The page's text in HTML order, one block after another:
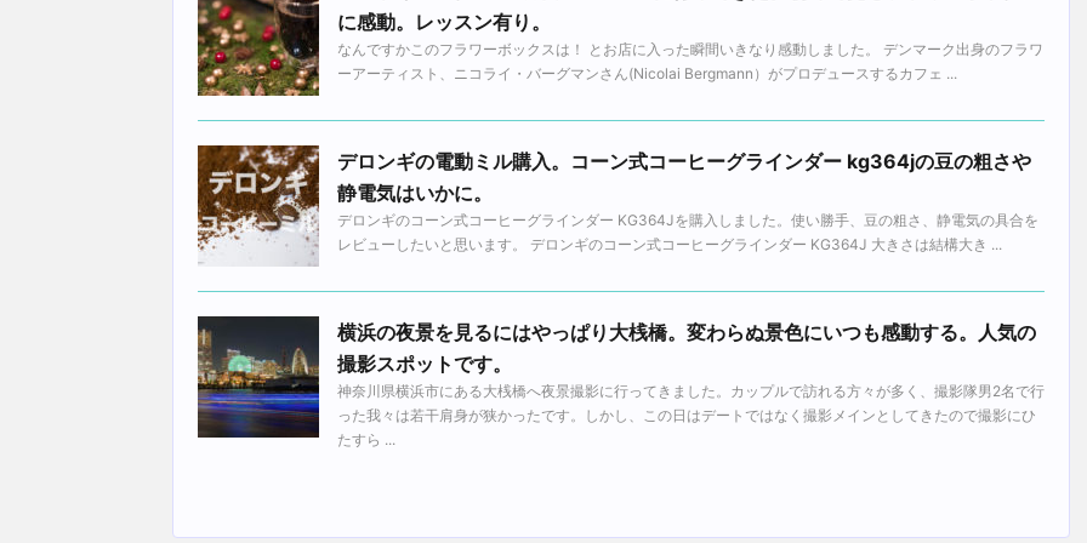
に感動。レッスン有り。
なんですかこのフラワーボックスは！ とお店に入った瞬間いきなり感動しました。 デンマーク出身のフラワ
ーアーティスト、ニコライ・バーグマンさん(Nicolai Bergmann）がプロデュースするカフェ ...
デロンギの電動ミル購入。コーン式コーヒーグラインダー kg364jの豆の粗さや
静電気はいかに。
デロンギのコーン式コーヒーグラインダー KG364Jを購入しました。使い勝手、豆の粗さ、静電気の具合を
レビューしたいと思います。 デロンギのコーン式コーヒーグラインダー KG364J 大きさは結構大き ...
横浜の夜景を見るにはやっぱり大桟橋。変わらぬ景色にいつも感動する。人気の
撮影スポットです。
神奈川県横浜市にある大桟橋へ夜景撮影に行ってきました。カップルで訪れる方々が多く、撮影隊男2名で行
った我々は若干肩身が狭かったです。しかし、この日はデートではなく撮影メインとしてきたので撮影にひ
たすら ...